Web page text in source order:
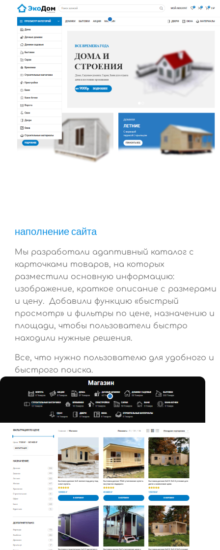
наполнение сайта
Мы разработали адаптивный каталог с
карточками товаров, на которых
разместили основную информацию:
изображение, краткое описание с размерами
и цену. Добавили функцию «быстрый
просмотр» и фильтры по цене, назначению и
площади, чтобы пользователи быстро
находили нужные решения.
Все, что нужно пользователю для удобного и
быстрого поиска.